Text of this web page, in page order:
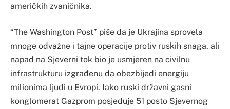
američkih zvaničnika.
“The Washington Post” piše da je Ukrajina sprovela
mnoge odvažne i tajne operacije protiv ruskih snaga, ali
napad na Sjeverni tok bio je usmjeren na civilnu
infrastrukturu izgrađenu da obezbijedi energiju
milionima ljudi u Evropi. Iako ruski državni gasni
konglomerat Gazprom posjeduje 51 posto Sjevernog